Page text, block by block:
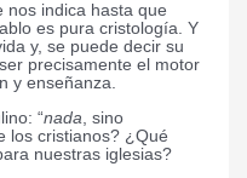
nos indica hasta que
es pura cristología. Y
y, se puede decir su
precisamente el motor
y enseñanza.
“nada , sino
los cristianos? ¿Qué
nuestras iglesias?